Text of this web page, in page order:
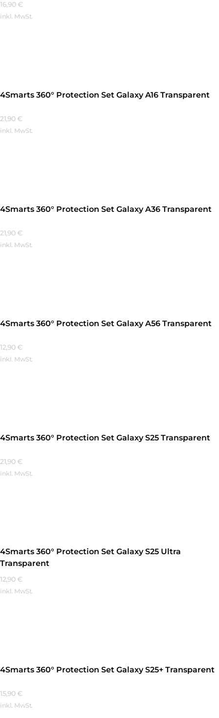
16,90 €
inkl. MwSt.
4Smarts 360° Protection Set Galaxy A16 Transparent
21,90 €
inkl. MwSt.
4Smarts 360° Protection Set Galaxy A36 Transparent
21,90 €
inkl. MwSt.
4Smarts 360° Protection Set Galaxy A56 Transparent
12,90 €
inkl. MwSt.
4Smarts 360° Protection Set Galaxy S25 Transparent
21,90 €
inkl. MwSt.
4Smarts 360° Protection Set Galaxy S25 Ultra
Transparent
12,90 €
inkl. MwSt.
4Smarts 360° Protection Set Galaxy S25+ Transparent
15,90 €
inkl. MwSt.